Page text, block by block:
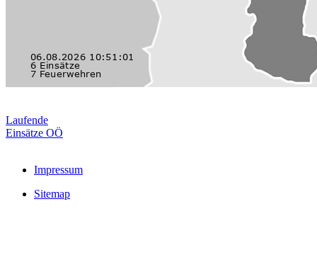
Laufende
Einsätze OÖ
Impressum
Sitemap